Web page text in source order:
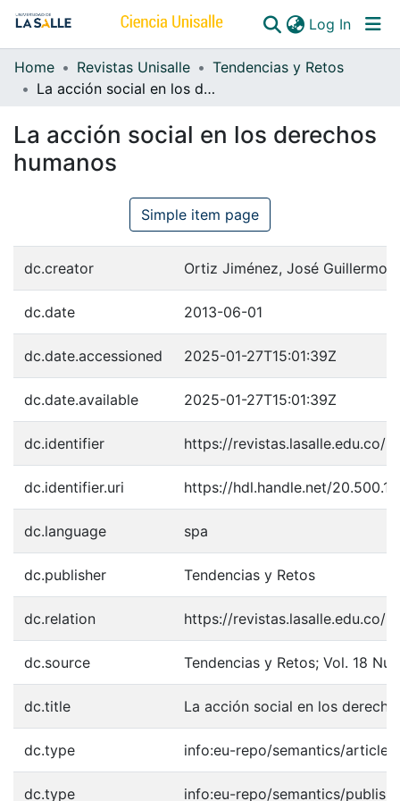
Log In
Communities & Collections
Home Revistas Unisalle
Tendencias y Retos
La acción social en los derechos humanos
La acción social en los derechos
humanos
Simple item page
dc.creator Ortiz Jiménez, José Guillermo
dc.date 2013-06-01
dc.date.accessioned 2025-01-27T15:01:39Z
dc.date.available 2025-01-27T15:01:39Z
dc.identifier https://revistas.lasalle.edu.co/
dc.identifier.uri https://hdl.handle.net/
dc.language spa
dc.publisher Tendencias y Retos
dc.relation https://revistas.lasalle.edu.co/
dc.source Tendencias y Retos; Vol. 18
dc.title La acción social en los
dc.type info:eu-repo/semantics/article
dc.type info:eu-repo/semantics/